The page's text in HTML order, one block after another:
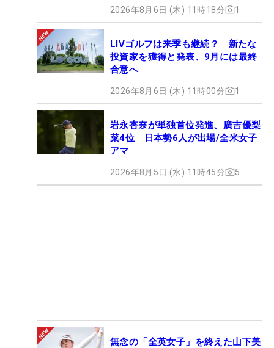
2026年8月6日 (木) 11時18分 1
LIVゴルフは来季も継続？ 新たな
投資家を獲得と発表、9月には最終
合意へ
2026年8月6日 (木) 11時00分 1
岩永杏奈が単独首位発進、廣吉優梨
菜4位 日本勢6人が出場/全米女子
アマ
2026年8月5日 (水) 11時45分 5
無念の「全英女子」を終えた山下美